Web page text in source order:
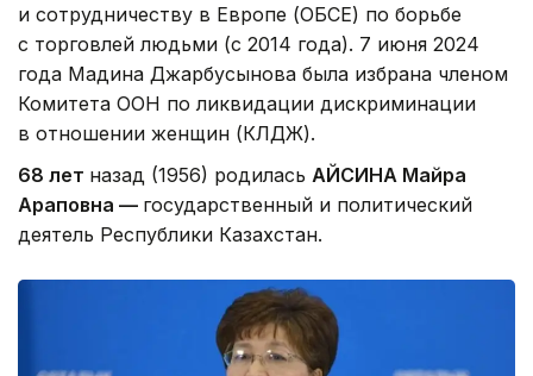
и сотрудничеству в Европе (ОБСЕ) по борьбе
с торговлей людьми (с 2014 года). 7 июня 2024
года Мадина Джарбусынова была избрана членом
Комитета ООН по ликвидации дискриминации
в отношении женщин (КЛДЖ).
68 лет назад (1956) родилась АЙСИНА Майра
Араповна — государственный и политический
деятель Республики Казахстан.